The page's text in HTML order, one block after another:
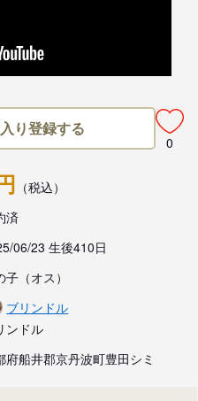
り登録する
0
（税込）
済
06/23 生後410日
子（オス）
ブリンドル
ンドル
府船井郡京丹波町豊田シミ